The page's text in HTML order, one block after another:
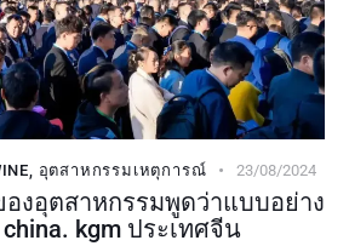
, อุตสาหกรรมเหตุการณ์ 23/08/2024
องอุตสาหกรรมพูดว่าแบบอย่าง
kgm ประเทศจีน